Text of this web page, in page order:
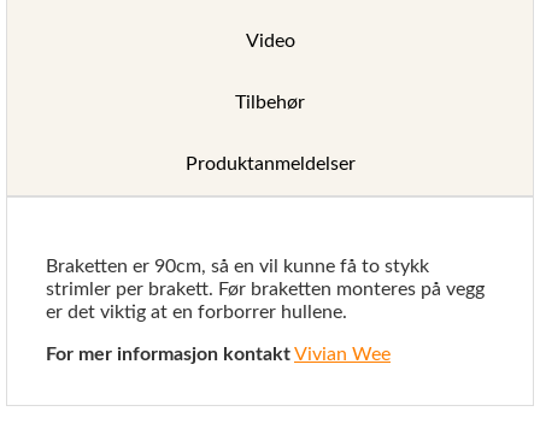
Video
Tilbehør
Produktanmeldelser
Braketten er 90cm, så en vil kunne få to stykk
strimler per brakett. Før braketten monteres på vegg
er det viktig at en forborrer hullene.
For mer informasjon kontaktVivian Wee